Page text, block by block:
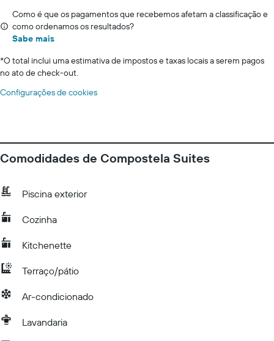
Como é que os pagamentos que recebemos afetam a classificação e
como ordenamos os resultados?
Sabe mais
*O total inclui uma estimativa de impostos e taxas locais a serem pagos
no ato de check-out.
Configurações de cookies
Comodidades de Compostela Suites
Piscina exterior
Cozinha
Kitchenette
Terraço/pátio
Ar-condicionado
Lavandaria